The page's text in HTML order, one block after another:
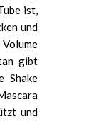
ist,
und
gibt
Shake
und